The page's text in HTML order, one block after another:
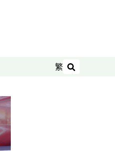
繁
搜索